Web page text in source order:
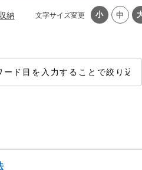
文字サイズ変更
納